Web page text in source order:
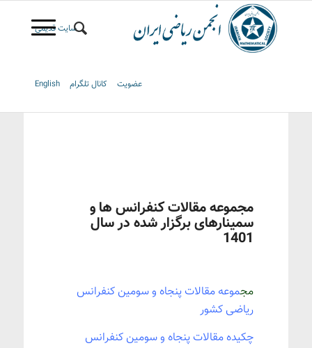
سایت قدیمی
عضویت کانال تلگرام English
مجموعه مقالات کنفرانس ها و
سمینارهای برگزار شده در سال
1401
مجموعه مقالات پنجاه و سومین کنفرانس
ریاضی کشور
چکیده مقالات پنجاه و سومین کنفرانس